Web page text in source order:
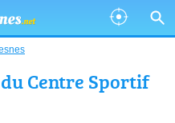
Centre Sportif